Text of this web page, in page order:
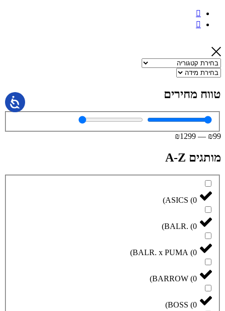
טווח מחירים
₪99
—
₪1299
מותגים A-Z
ASICS (0
)
BALR. (0
)
BALR. x PUMA (0
)
BARROW (0
)
BOSS (0
)